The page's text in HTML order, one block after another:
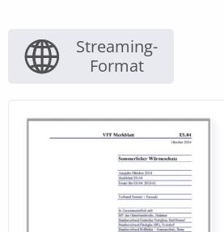
Streaming-
Format